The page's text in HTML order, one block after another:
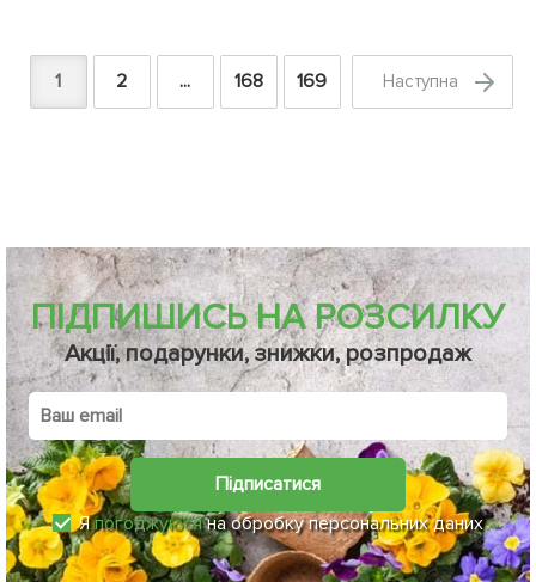
1 2 ... 168 169 Наступна
ПІДПИШИСЬ НА РОЗСИЛКУ
Акції, подарунки, знижки, розпродаж
Підписатися
Япогоджуюсяна обробку персональних даних